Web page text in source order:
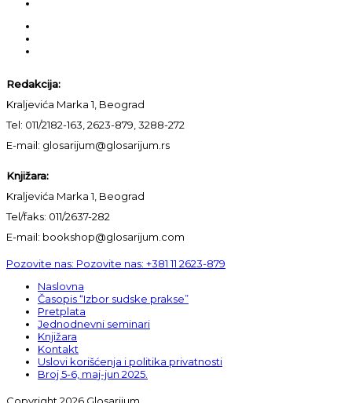
Redakcija:
Kraljevića Marka 1, Beograd
Tel: 011/2182-163, 2623-879, 3288-272
E-mail: glosarijum@glosarijum.rs
Knjižara:
Kraljevića Marka 1, Beograd
Tel/faks: 011/2637-282
E-mail: bookshop@glosarijum.com
Pozovite nas: Pozovite nas: +381 11 2623-879
Naslovna
Časopis “Izbor sudske prakse”
Pretplata
Jednodnevni seminari
Knjižara
Kontakt
Uslovi korišćenja i politika privatnosti
Broj 5-6, maj-jun 2025.